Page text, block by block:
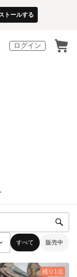
トールする
ログイン
すべて 販売中
残り1点